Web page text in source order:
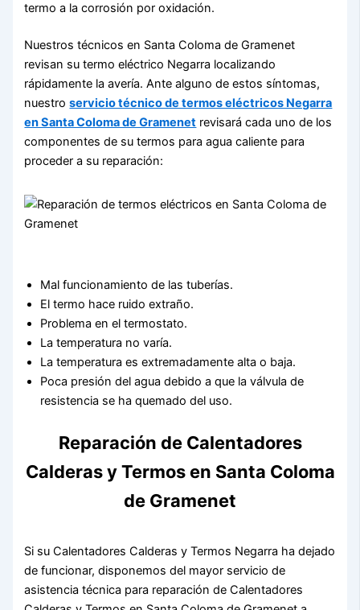
termo a la corrosión por oxidación.
Nuestros técnicos en Santa Coloma de Gramenet
revisan su termo eléctrico Negarra localizando
rápidamente la avería. Ante alguno de estos síntomas,
nuestroservicio técnico de termos eléctricos Negarra
en Santa Coloma de Gramenet revisará cada uno de los
componentes de su termos para agua caliente para
proceder a su reparación:
Mal funcionamiento de las tuberías.
El termo hace ruido extraño.
Problema en el termostato.
La temperatura no varía.
La temperatura es extremadamente alta o baja.
Poca presión del agua debido a que la válvula de
resistencia se ha quemado del uso.
Reparación de Calentadores
Calderas y Termos en Santa Coloma
de Gramenet
Si su Calentadores Calderas y Termos Negarra ha dejado
de funcionar, disponemos del mayor servicio de
asistencia técnica para reparación de Calentadores